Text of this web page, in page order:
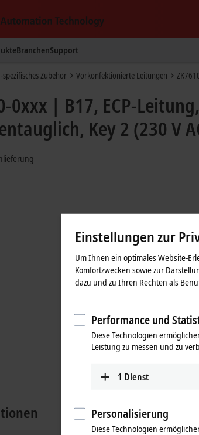
BranchenSupport
spezifisches Zubehör Vorkonfektionierte Leitungen
0xxx | B17, ECP-
Key 2 (230 V
Einstellungen zur
Um Ihnen ein optimales Website-
Komfortzwecken sowie zur
dazu und zu Ihren Rechten als
Performance und
Diese Technologien
Leistung zu messen und zu
1 Dienst
Personalisierung
Diese Technologien